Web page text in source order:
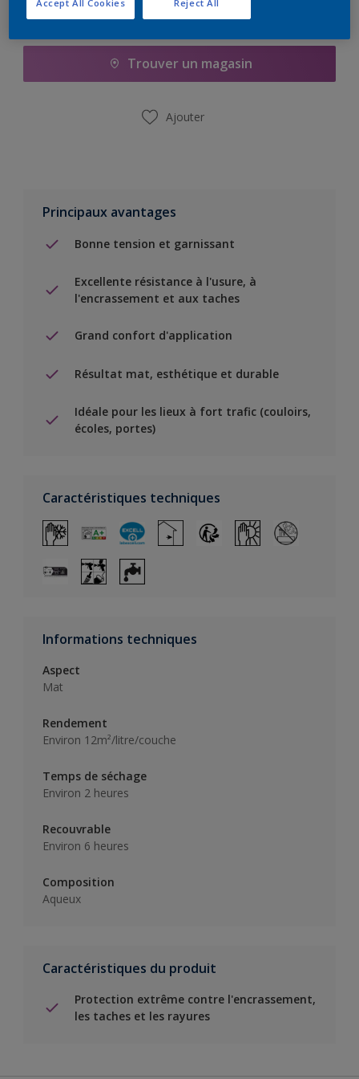
Ajouter à la liste d’achats
Trouver un magasin
Ajouter
Principaux avantages
Bonne tension et garnissant
Excellente résistance à l'usure, à
l'encrassement et aux taches
Grand confort d'application
Résultat mat, esthétique et durable
Idéale pour les lieux à fort trafic (couloirs,
écoles, portes)
Caractéristiques techniques
Informations techniques
Aspect
Mat
Rendement
Environ 12m²/litre/couche
Temps de séchage
Environ 2 heures
Recouvrable
Environ 6 heures
Composition
Aqueux
Caractéristiques du produit
Protection extrême contre l'encrassement,
les taches et les rayures
Reject All
Accept All Cookies